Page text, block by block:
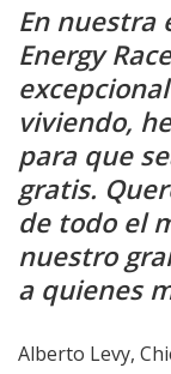
En nuestra
Energy
viviendo,
para que
gratis.
de todo el
nuestro
a quienes
Alberto Levy,